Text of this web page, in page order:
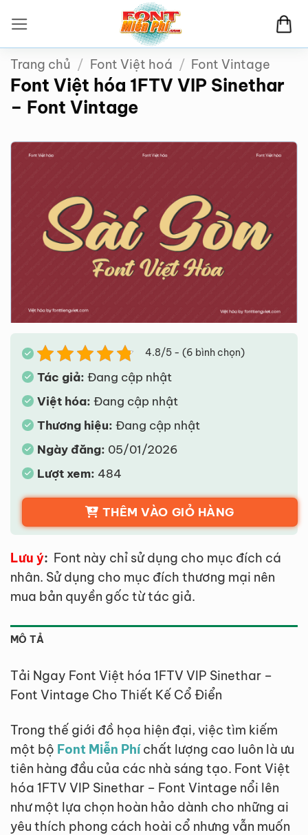
qua
nội
dung
Trang chủ / Font Việt hoá / Font Vintage
Font Việt hóa 1FTV VIP Sinethar
– Font Vintage
4.8/5 - (6 bình chọn)
Tác giả: Đang cập nhật
Việt hóa: Đang cập nhật
Thương hiệu: Đang cập nhật
Ngày đăng: 05/01/2026
Lượt xem: 484
THÊM VÀO GIỎ HÀNG
Lưu ý: Font này chỉ sử dụng cho mục đích cá
nhân. Sử dụng cho mục đích thương mại nên
mua bản quyền gốc từ tác giả.
MÔ TẢ
Tải Ngay Font Việt hóa 1FTV VIP Sinethar –
Font Vintage Cho Thiết Kế Cổ Điển
Trong thế giới đồ họa hiện đại, việc tìm kiếm
một bộ Font Miễn Phíchất lượng cao luôn là ưu
tiên hàng đầu của các nhà sáng tạo. Font Việt
hóa 1FTV VIP Sinethar – Font Vintage nổi lên
như một lựa chọn hoàn hảo dành cho những ai
yêu thích phong cách hoài cổ nhưng vẫn muốn